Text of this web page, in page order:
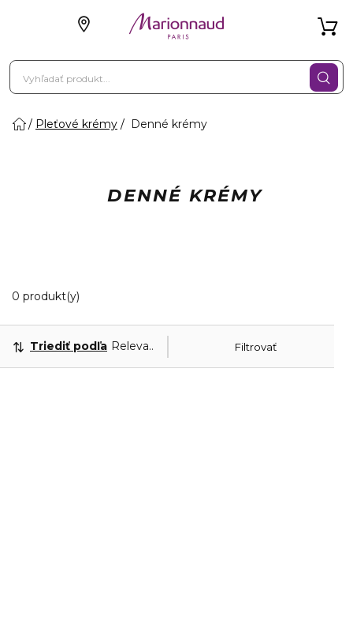
Pleťové krémy Denné krémy
DENNÉ KRÉMY
0 produkt(y)
Filtrovať
Triediť podľa Relevantnosť